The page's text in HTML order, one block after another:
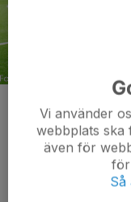
Kommentarer
Vi använder
webbplats ska
även för
Så